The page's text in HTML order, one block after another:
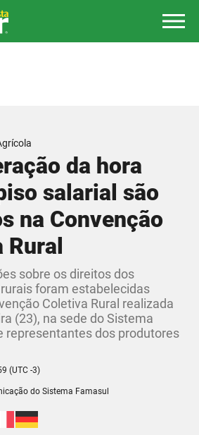
da hora
salarial são
na Convenção
Rural
sobre os direitos dos
foram estabelecidas
Coletiva Rural realizada
(23), na sede do Sistema
representantes dos produtores
(UTC -3)
do Sistema Famasul